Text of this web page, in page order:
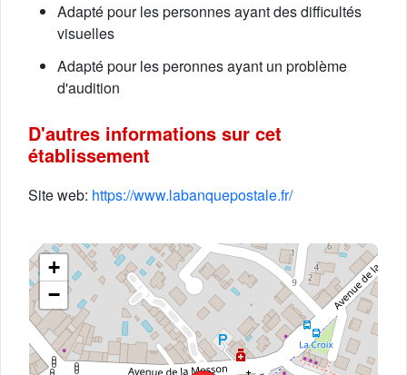
Adapté pour les personnes ayant des difficultés
visuelles
Adapté pour les peronnes ayant un problème
d'audition
D'autres informations sur cet
établissement
Site web: https://www.labanquepostale.fr/
+
−